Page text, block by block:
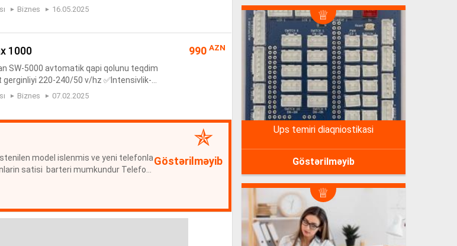
ups temiri diaqniostikasi
Göstərilməyib
temperaturu -40.....+50 C ✅Konden
Biznes 16.05.2025
1000
SW-5000 avtomatik qapi qolunu teqdim
220-240/50 v/hz ✅Intensivlik-5
temperaturu -40.....+50 C ✅Konden
Biznes 07.02.2025
990 AZN
model islenmis ve yeni telefonla
satisi barteri mumkundur Telefonl
telefonlarin satişi
Göstərilməyib